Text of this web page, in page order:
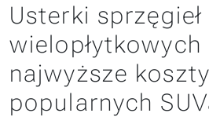
Usterki sprzęgieł
wielopłytkowych
najwyższe
popularnych